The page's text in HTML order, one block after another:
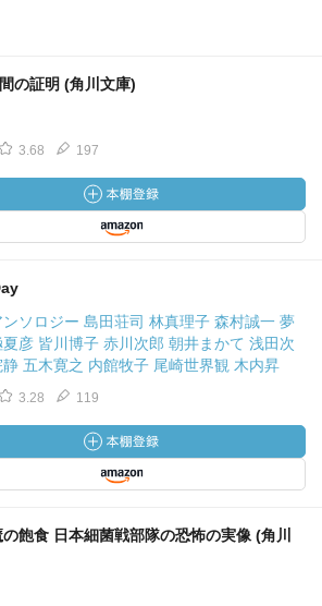
の証明 (角川文庫)
3.68 197
ソロジー 島田荘司 林真理子 森村誠一 夢
彦 皆川博子 赤川次郎 朝井まかて 浅田次
静 五木寛之 内館牧子 尾崎世界観 木内昇
3.28 119
飽食 日本細菌戦部隊の恐怖の実像 (角川